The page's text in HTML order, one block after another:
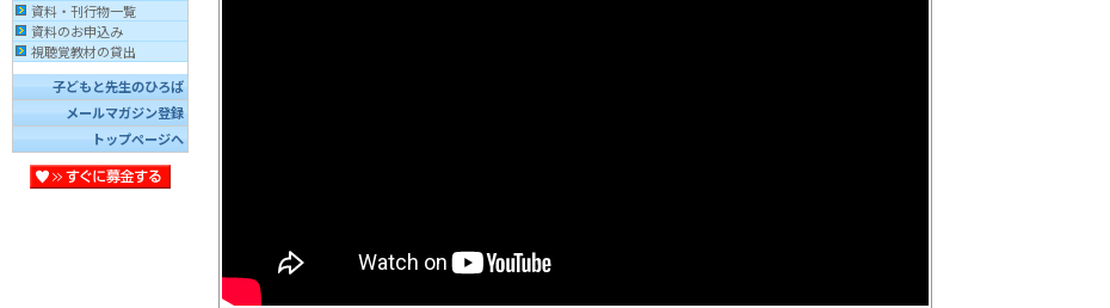
資料・刊行物一覧
資料のお申込み
視聴覚教材の貸出
子どもと先生のひろば
メールマガジン登録
トップページへ